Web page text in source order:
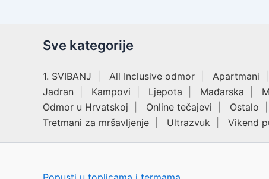
Sve kategorije
1. SVIBANJ All Inclusive odmor Apartmani
Jadran
Kampovi Ljepota Mađarska
Odmor u Hrvatskoj
Online tečajevi Ostalo
Tretmani za mršavljenje
Ultrazvuk Vikend